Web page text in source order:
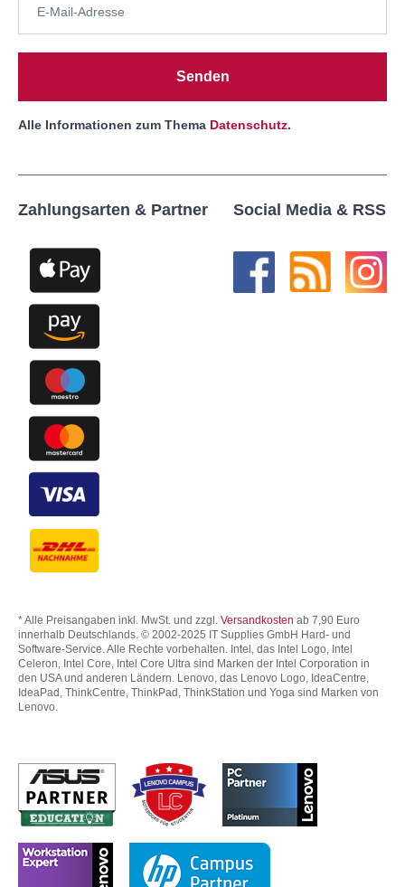
Senden
Alle Informationen zum Thema Datenschutz.
Zahlungsarten & Partner Social Media & RSS
* Alle Preisangaben inkl. MwSt. und zzgl. Versandkosten ab 7,90 Euro
innerhalb Deutschlands. © 2002-2025 IT Supplies GmbH Hard- und
Software-Service. Alle Rechte vorbehalten. Intel, das Intel Logo, Intel
Celeron, Intel Core, Intel Core Ultra sind Marken der Intel Corporation in
den USA und anderen Ländern. Lenovo, das Lenovo Logo, IdeaCentre,
IdeaPad, ThinkCentre, ThinkPad, ThinkStation und Yoga sind Marken von
Lenovo.